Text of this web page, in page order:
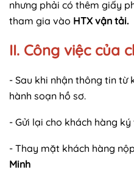
nhưng phải có thêm giấy
tham gia vào HTX vận tải.
II. Công việc của
- Sau khi nhận thông tin
hành soạn hồ sơ.
- Gửi lại cho khách hàng
- Thay mặt khách hàng
Minh